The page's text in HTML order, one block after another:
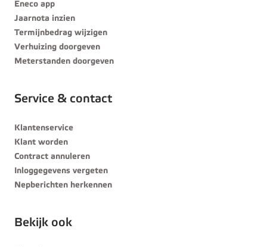
Eneco app
Jaarnota inzien
Termijnbedrag wijzigen
Verhuizing doorgeven
Meterstanden doorgeven
Service & contact
Klantenservice
Klant worden
Contract annuleren
Inloggegevens vergeten
Nepberichten herkennen
Bekijk ook